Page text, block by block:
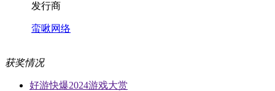
发行商
蛮啾网络
获奖情况
好游快爆2024游戏大赏